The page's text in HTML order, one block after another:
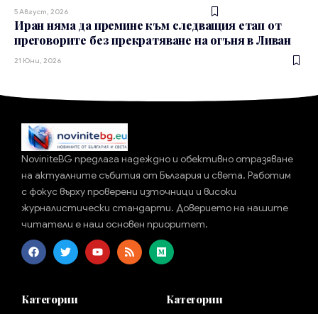
5 Август, 2026
Иран няма да премине към следващия етап от
преговорите без прекратяване на огъня в Ливан
21 Юни, 2026
NoviniteBG предлага надеждно и обективно отразяване
на актуалните събития от България и света. Работим
с фокус върху проверени източници и високи
журналистически стандарти. Доверието на нашите
читатели е наш основен приоритет.
Категории Категории